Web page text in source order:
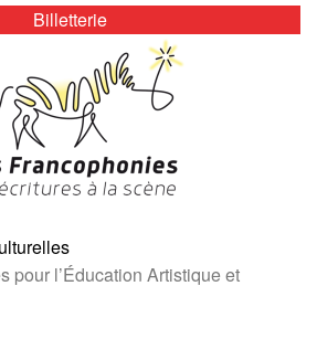
Billetterie
pour l’Éducation Artistique et